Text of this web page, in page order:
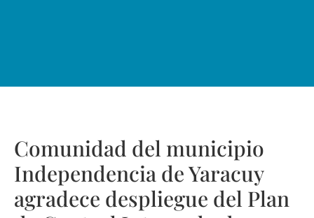
Comunidad del municipio
Independencia de Yaracuy
agradece despliegue del Plan